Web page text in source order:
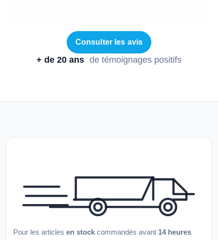
Consulter les avis
+ de 20 ans de témoignages positifs
Pour les articles en stock commandés avant 14 heures